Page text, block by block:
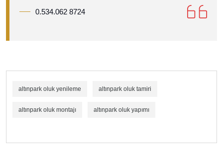
0.534.062 8724
altınpark oluk yenileme altınpark oluk tamiri
altınpark oluk montajı altınpark oluk yapımı